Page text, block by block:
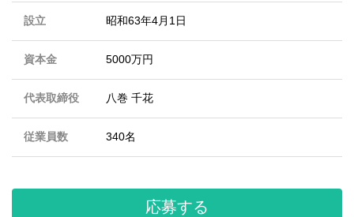
設立 昭和63年4月1日
資本金 5000万円
代表取締役 八巻 千花
従業員数 340名
応募する